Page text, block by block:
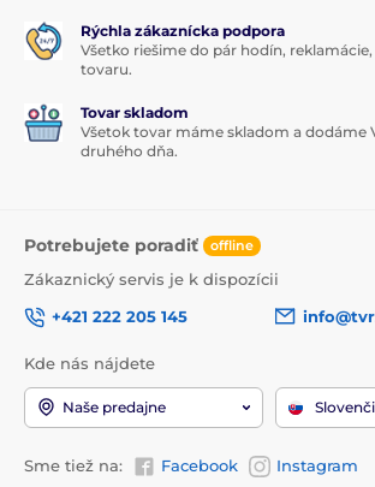
Rýchla zákaznícka podpora
Všetko riešime do pár hodín,
tovaru.
Tovar skladom
Všetok tovar máme skladom a dodáme
druhého dňa.
Potrebujete poradiť offline
Zákaznický servis je k dispozícii
+421 222 205 145
Kde nás nájdete
Naše predajne
Sme tiež na: Facebook Instagram